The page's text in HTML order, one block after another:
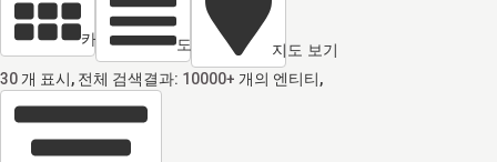
카드 열람 도면 보기 지도 보기
30개 표시, 전체 검색결과: 10000+ 개의 엔티티,